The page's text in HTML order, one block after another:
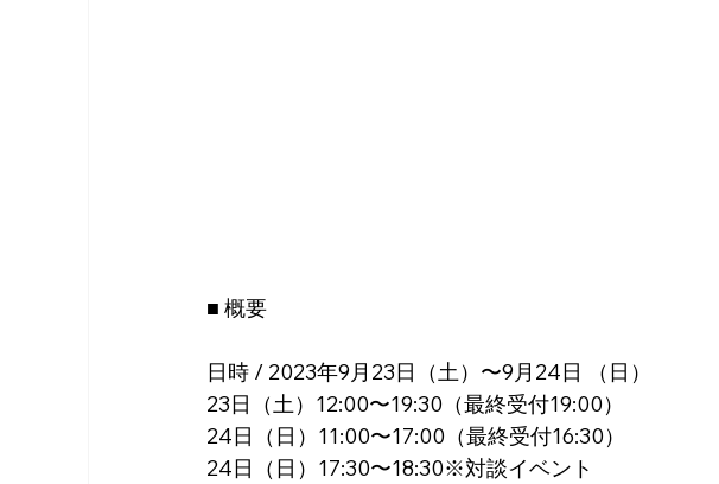
■ 概要
日時 / 2023年9月23日（土）〜9月24日 （日）
23日（土）12:00〜19:30（最終受付19:00）
24日（日）11:00〜17:00（最終受付16:30）
24日（日）17:30〜18:30※対談イベント